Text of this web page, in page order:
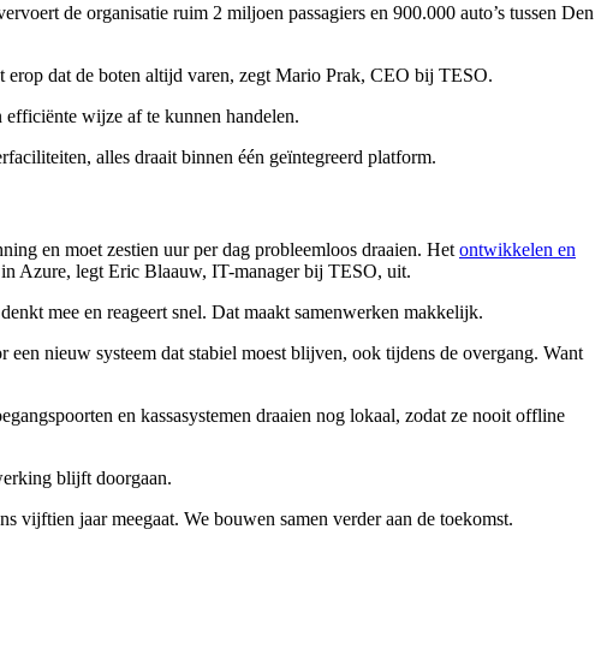
de organisatie ruim 2 miljoen passagiers en 900.000 auto’s tussen Den
dat de boten altijd varen, zegt Mario Prak, CEO bij TESO.
efficiënte wijze af te kunnen handelen.
alles draait binnen één geïntegreerd platform.
en moet zestien uur per dag probleemloos draaien. Het ontwikkelen en
Azure, legt Eric Blaauw, IT-manager bij TESO, uit.
mee en reageert snel. Dat maakt samenwerken makkelijk.
nieuw systeem dat stabiel moest blijven, ook tijdens de overgang. Want
en kassasystemen draaien nog lokaal, zodat ze nooit offline
blijft doorgaan.
vijftien jaar meegaat. We bouwen samen verder aan de toekomst.